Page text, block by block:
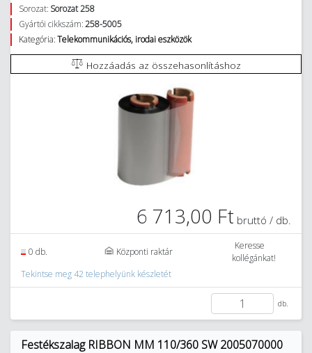
Sorozat: Sorozat 258
Gyártói cikkszám:258-5005
Kategória:Telekommunikációs, irodai eszközök
Hozzáadás az összehasonlításhoz
6 713,00 Ft bruttó / db.
0 db. Központi raktár
Keresse
kollégánkat!
Tekintse meg 42 telephelyünk készletét
db.
Festékszalag RIBBON MM 110/360 SW 2005070000